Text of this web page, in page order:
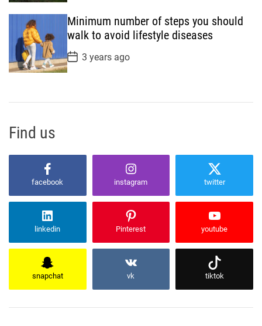
s
t
D
a
t
e
Minimum number of steps you should
walk to avoid lifestyle diseases
P
o
s
a
3 years ago
Find us
facebook instagram twitter
linkedin Pinterest youtube
snapchat vk tiktok